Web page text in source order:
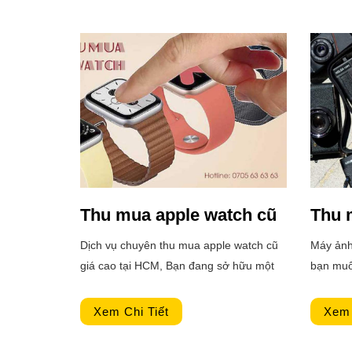
Thu mua apple watch cũ
Dịch vụ chuyên thu mua apple watch cũ
giá cao tại HCM, Bạn đang sở hữu một
cầu sử dụng và cần thanh lý? Điều bạn
lo lắng và đau đầu là kiếm nơi Thu mua
Xem Chi Tiết
Thu
Máy
bạn
nhưng
trong